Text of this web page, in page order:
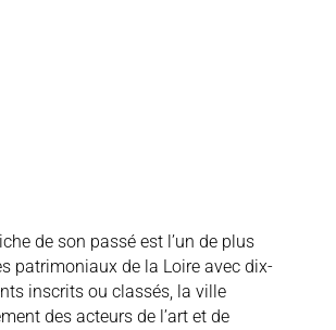
de son passé est l’un de plus
patrimoniaux de la Loire avec dix-
inscrits ou classés, la ville
des acteurs de l’art et de